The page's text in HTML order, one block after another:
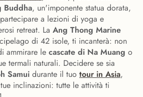
Buddha, un'imponente statua dorata,
a lezioni di yoga e
retreat. La Ang Thong Marine
di 42 isole, ti incanterà: non
ammirare le cascate di Na Muang o
termali naturali. Decidere se sia
Samui durante il tuo tour in Asia,
inclinazioni: tutte le attività ti